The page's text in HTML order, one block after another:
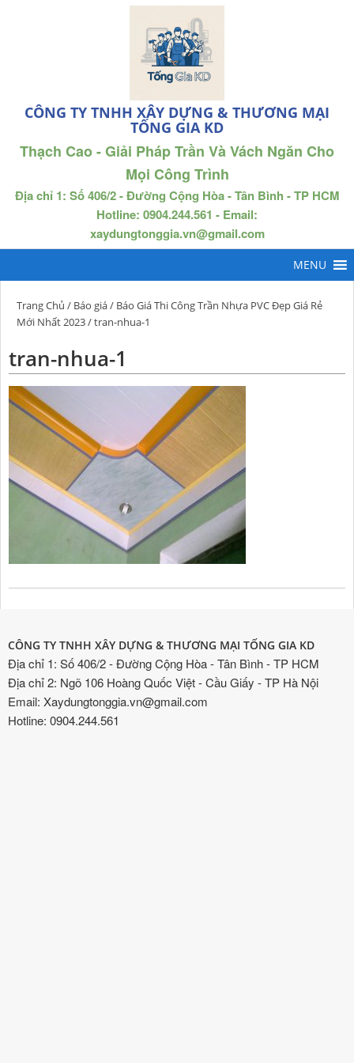
CÔNG TY TNHH XÂY DỰNG & THƯƠNG MẠI
TỐNG GIA KD
Thạch Cao - Giải Pháp Trần Và Vách Ngăn Cho
Mọi Công Trình
Địa chỉ 1: Số 406/2 - Đường Cộng Hòa - Tân Bình - TP HCM
Hotline: 0904.244.561 - Email:
xaydungtonggia.vn@gmail.com
Trang Chủ / Báo giá/ Báo Giá Thi Công Trần Nhựa PVC Đẹp Giá Rẻ
Mới Nhất 2023/ tran-nhua-1
tran-nhua-1
CÔNG TY TNHH XÂY DỰNG & THƯƠNG MẠI TỐNG GIA KD
Địa chỉ 1: Số 406/2 - Đường Cộng Hòa - Tân Bình - TP HCM
Địa chỉ 2: Ngõ 106 Hoàng Quốc Việt - Cầu Giấy - TP Hà Nội
Email: Xaydungtonggia.vn@gmail.com
Hotline: 0904.244.561